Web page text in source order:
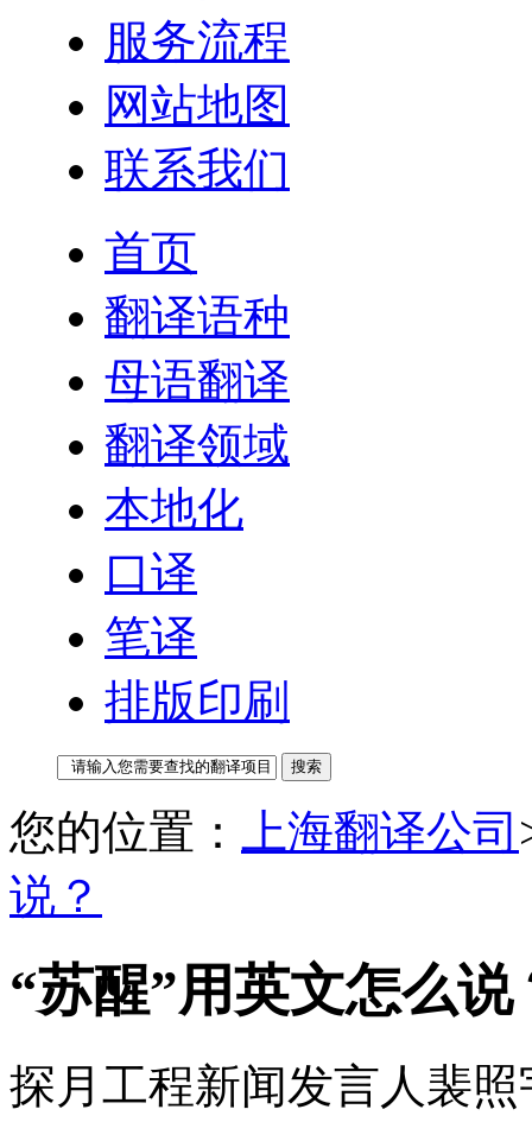
服务流程
网站地图
联系我们
首页
翻译语种
母语翻译
翻译领域
本地化
口译
笔译
排版印刷
您的位置： 上海翻译公司
说？
“苏醒”用英文怎么说
探月工程新闻发言人裴